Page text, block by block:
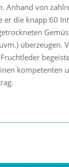
Anhand von
er die knapp 60
überzeugen.
kompetenten